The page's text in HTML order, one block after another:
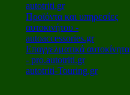
autotriti.gr
Προϊόντα και υπηρεσίες
αυτοκινήτου -
autoaccessories.gr
Επαγγελματικά αυτοκίνητα
- pro.autotriti.gr
autotriti-Touring.gr